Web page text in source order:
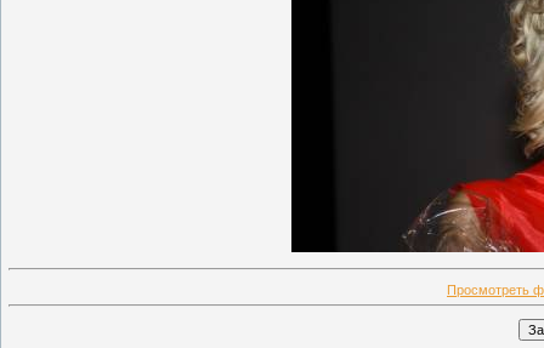
Просмотреть